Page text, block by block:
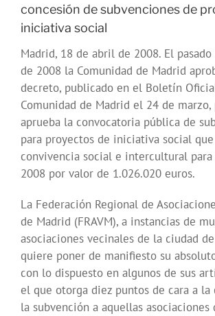
concesión de subvenciones de
iniciativa social
Madrid, 18 de abril de 2008. El
de 2008 la Comunidad de Madrid
decreto, publicado en el Boletín
Comunidad de Madrid el 24 de
aprueba la convocatoria pública de
para proyectos de iniciativa social
convivencia social e intercultural
2008 por valor de 1.026.020 euros.
La Federación Regional de
de Madrid (FRAVM), a instancias de
asociaciones vecinales de la ciudad
quiere poner de manifiesto su
con lo dispuesto en algunos de sus
el que otorga diez puntos de cara a la
la subvención a aquellas asociaciones